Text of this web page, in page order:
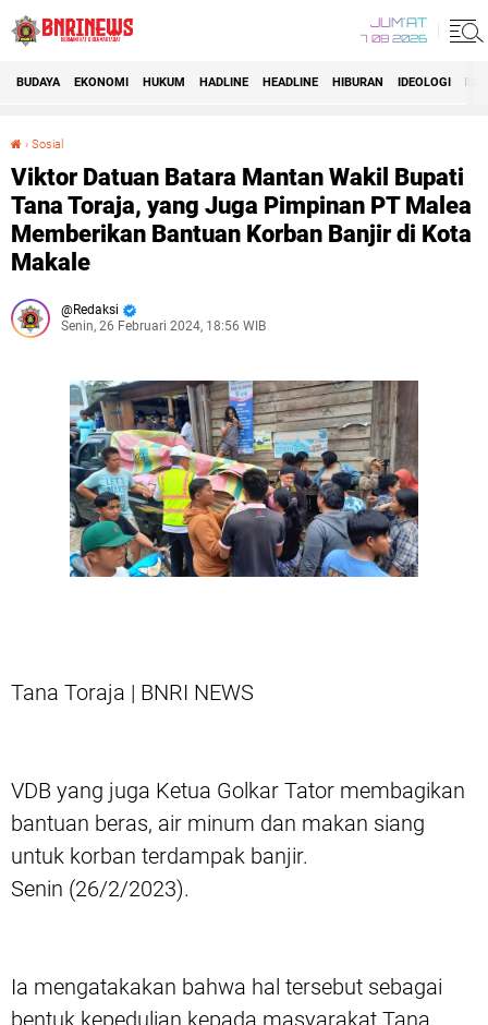
JUM'AT
7 08 2026
BUDAYA EKONOMI HUKUM HADLINE HEADLINE HIBURAN IDEOLOGI
› Sosial
Viktor Datuan Batara Mantan Wakil Bupati
Tana Toraja, yang Juga Pimpinan PT Malea
Memberikan Bantuan Korban Banjir di Kota
Makale
Redaksi
Senin, 26 Februari 2024, 18:56 WIB
Tana Toraja | BNRI NEWS
VDB yang juga Ketua Golkar Tator membagikan
bantuan beras, air minum dan makan siang
untuk korban terdampak banjir.
Senin (26/2/2023).
Ia mengatakakan bahwa hal tersebut sebagai
bentuk kepedulian kepada masyarakat Tana